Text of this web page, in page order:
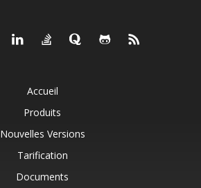
Accueil
Produits
Nouvelles Versions
Tarification
Documents